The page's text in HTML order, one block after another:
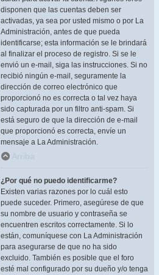
disponen que las cuentas deben ser
activadas, ya sea por usted mismo o por La
Administración, antes de que pueda
identificarse; esta información se le brindará
al finalizar el proceso de registro. Si se le
envió un e-mail, siga las instrucciones. Si no
recibió ningún e-mail, seguramente la
dirección de correo electrónico que
proporcionó no es correcta o tal vez haya
sido capturada por un filtro anti-spam. Si
está seguro de que la dirección de e-mail
que proporcionó es correcta, envíe un
mensaje a La Administración.
Arriba
¿Por qué no puedo identificarme?
Existen varias razones por lo cuál esto
puede suceder. Primero, asegúrese de que
su nombre de usuario y contraseña se
encuentren escritos correctamente. Si lo
están, comuníquese con La Administración
para asegurarse de que no ha sido
excluido. También es posible que el foro
esté mal configurado por su dueño y/o tenga